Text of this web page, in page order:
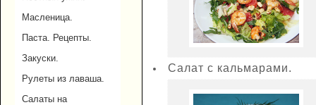
Масленица.
Паста. Рецепты.
Закуски.
Рулеты из лаваша.
Салаты на
Салат с кальмарами.